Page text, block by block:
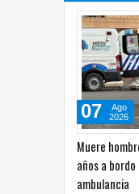
Muere hombre de 57
años a bordo de
ambulancia
Ago
2026